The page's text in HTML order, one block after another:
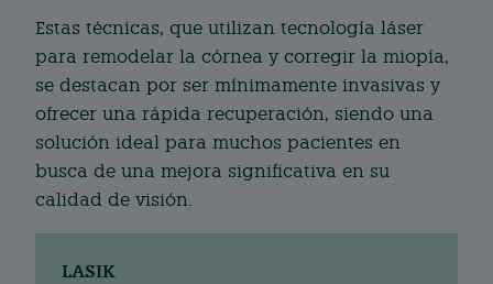
Estas técnicas, que utilizan tecnología láser
para remodelar la córnea y corregir la miopía,
se destacan por ser mínimamente invasivas y
ofrecer una rápida recuperación, siendo una
solución ideal para muchos pacientes en
busca de una mejora significativa en su
calidad de visión.
LASIK